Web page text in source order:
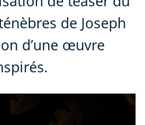
de Joseph
d’une œuvre